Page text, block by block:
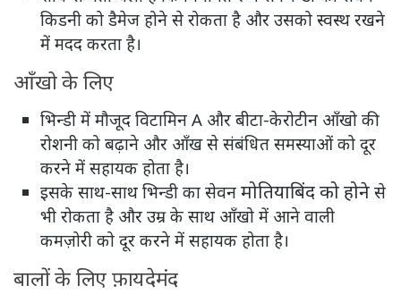
किडनी को डैमेज होने से रोकता है और उसको स्वस्थ रखने
में मदद करता है।
आँखो के लिए
भिन्डी में मौजूद विटामिन A और बीटा-केरोटीन आँखो की
रोशनी को बढ़ाने और आँख से संबंधित समस्याओं को दूर
करने में सहायक होता है।
इसके साथ-साथ भिन्डी का सेवन मोतियाबिंद को होने से
भी रोकता है और उम्र के साथ आँखो में आने वाली
कमज़ोरी को दूर करने में सहायक होता है।
बालों के लिए फ़ायदेमंद